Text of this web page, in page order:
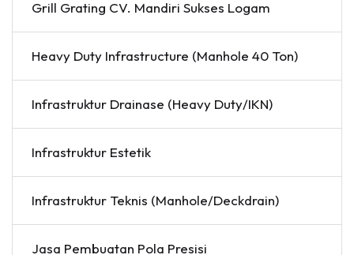
Grill Grating CV. Mandiri Sukses Logam
Heavy Duty Infrastructure (Manhole 40 Ton)
Infrastruktur Drainase (Heavy Duty/IKN)
Infrastruktur Estetik
Infrastruktur Teknis (Manhole/Deckdrain)
Jasa Pembuatan Pola Presisi